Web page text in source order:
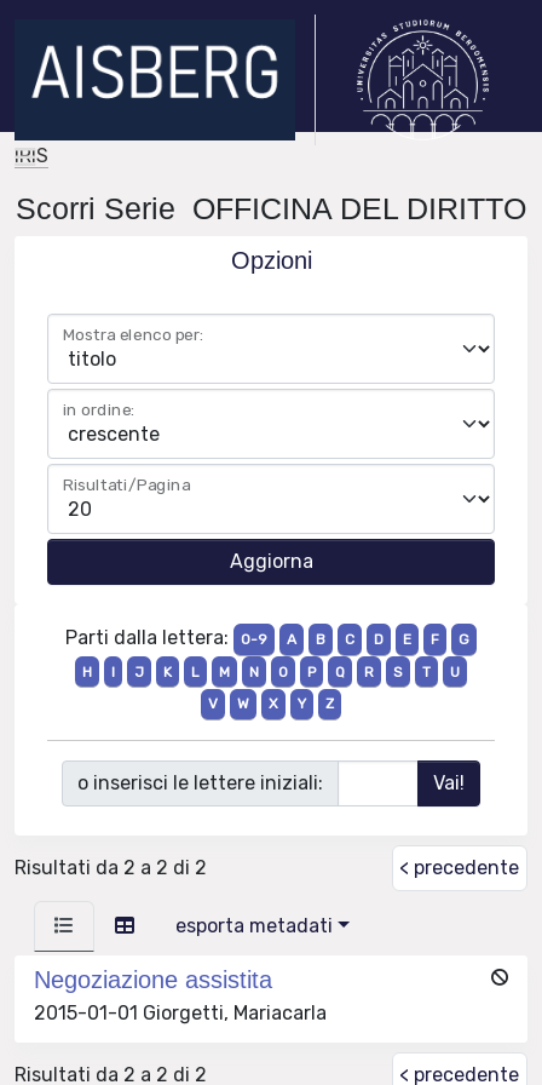
IRIS
Scorri Serie OFFICINA DEL DIRITTO
Opzioni
Mostra elenco per:
in ordine:
Risultati/Pagina
Parti dalla lettera: 0-9 A B C D E F
G
H
I J K L M N O P Q R S T
U
V
W X Y Z
o inserisci le lettere iniziali:
Risultati da 2 a 2 di 2 < precedente
esporta metadati
Negoziazione assistita
2015-01-01 Giorgetti, Mariacarla
Risultati da 2 a 2 di 2 < precedente